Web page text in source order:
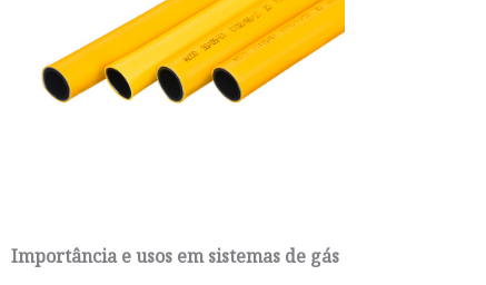
Importância e usos em sistemas de gás